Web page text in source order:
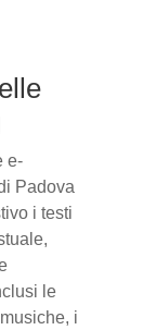
e-
Padova
i testi
le
i